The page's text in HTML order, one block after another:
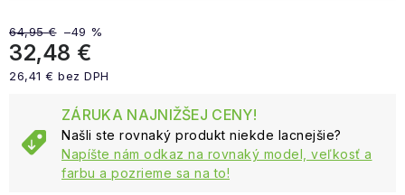
64,95 € –49 %
32,48 €
26,41 € bez DPH
ZÁRUKA NAJNIŽŠEJ CENY!
Našli ste rovnaký produkt niekde lacnejšie?
Napíšte nám odkaz na rovnaký model, veľkosť a
farbu a pozrieme sa na to!